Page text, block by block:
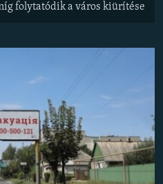
folytatódik a város kiürítése